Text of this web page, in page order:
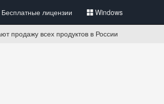
Бесплатные лицензии Windows
продажу всех продуктов в России